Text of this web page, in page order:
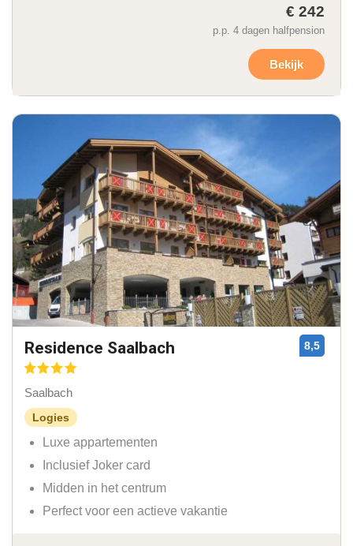
€ 242
p.p. 4 dagen halfpension
Bekijk
Residence Saalbach
Saalbach
Logies
Luxe appartementen
Inclusief Joker card
Midden in het centrum
Perfect voor een actieve vakantie
8,5